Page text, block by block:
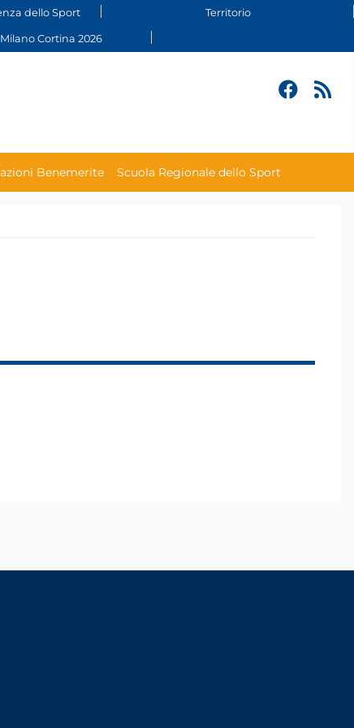
dello Sport Territorio
Milano Cortina 2026
Benemerite Scuola Regionale dello Sport